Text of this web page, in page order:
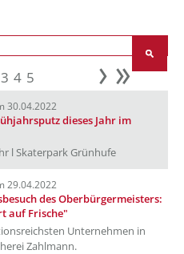
3 4 5 weiter
30.04.2022
dieses Jahr im
l Skaterpark Grünhufe
29.04.2022
des Oberbürgermeisters:
auf Frische"
Unternehmen in
Zahlmann.